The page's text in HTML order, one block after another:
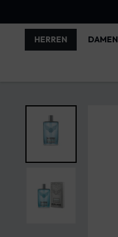
HERREN DAMEN